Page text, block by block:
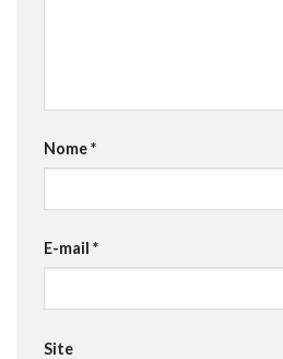
Nome*
E-mail *
Site